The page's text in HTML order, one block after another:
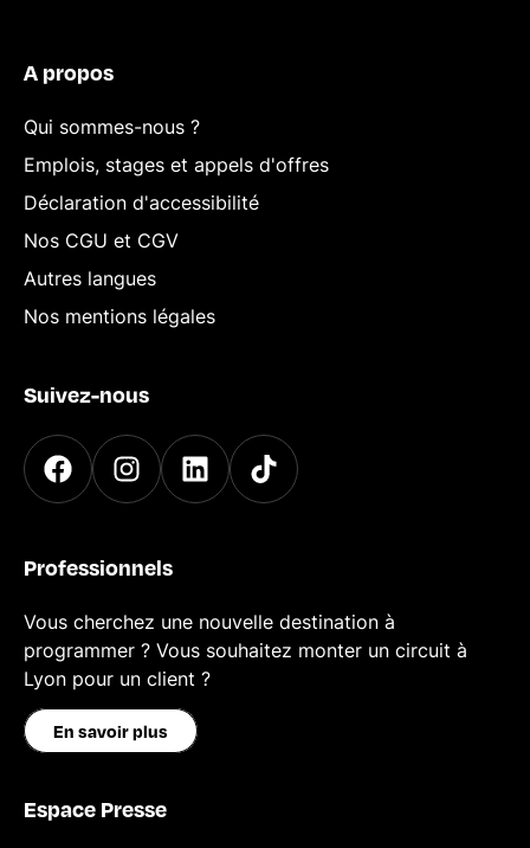
A propos
Qui sommes-nous ?
Emplois, stages et appels d'offres
Déclaration d'accessibilité
Nos CGU et CGV
Autres langues
Nos mentions légales
Suivez-nous
Professionnels
Vous cherchez une nouvelle destination à
programmer ? Vous souhaitez monter un circuit à
Lyon pour un client ?
En savoir plus
Espace Presse